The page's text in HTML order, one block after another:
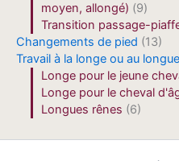
moyen, allongé) (9)
Transition passage-
Changements de pied (13)
Travail à la longe ou au
Longe pour le jeune
Longe pour le cheval
Longues rênes (6)